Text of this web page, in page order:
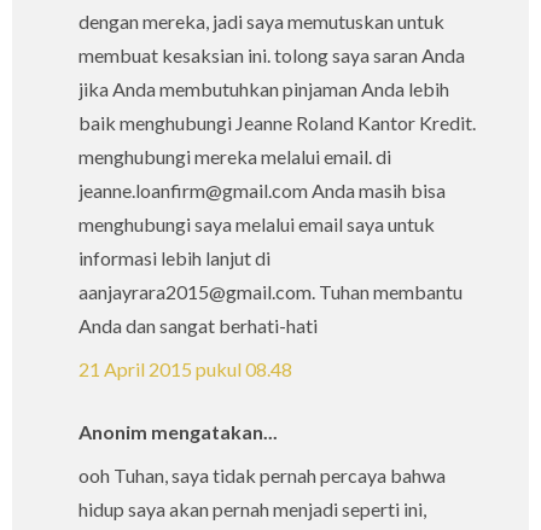
dengan mereka, jadi saya memutuskan untuk
membuat kesaksian ini. tolong saya saran Anda
jika Anda membutuhkan pinjaman Anda lebih
baik menghubungi Jeanne Roland Kantor Kredit.
menghubungi mereka melalui email. di
jeanne.loanfirm@gmail.com Anda masih bisa
menghubungi saya melalui email saya untuk
informasi lebih lanjut di
aanjayrara2015@gmail.com. Tuhan membantu
Anda dan sangat berhati-hati
21 April 2015 pukul 08.48
Anonim mengatakan...
ooh Tuhan, saya tidak pernah percaya bahwa
hidup saya akan pernah menjadi seperti ini,